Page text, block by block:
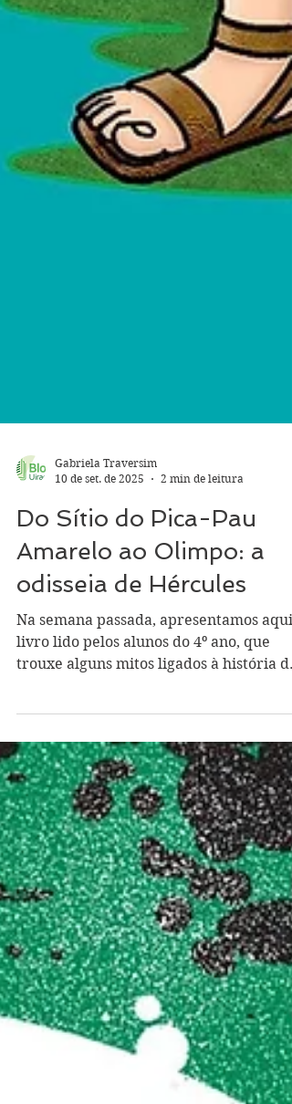
10 de set. de 2025
2 min de leitura
Do Sítio do Pica-Pau
Amarelo ao Olimpo: a
odisseia de Hércules
livro lido pelos alunos do 4º ano, que
nosso país....